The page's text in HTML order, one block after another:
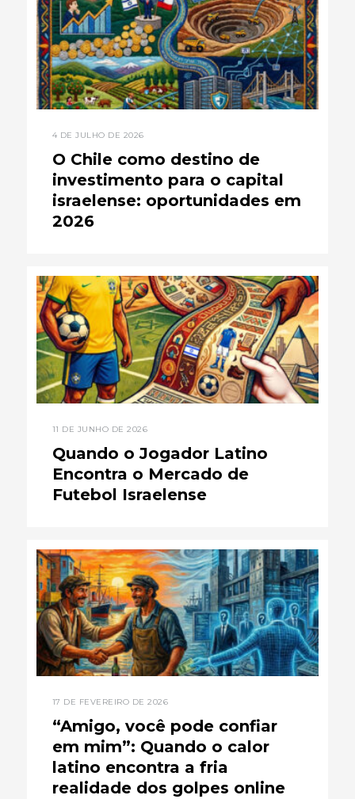
4 DE JULHO DE 2026
O Chile como destino de
investimento para o capital
israelense: oportunidades em
2026
11 DE JUNHO DE 2026
Quando o Jogador Latino
Encontra o Mercado de
Futebol Israelense
17 DE FEVEREIRO DE 2026
“Amigo, você pode confiar
em mim”: Quando o calor
latino encontra a fria
realidade dos golpes online